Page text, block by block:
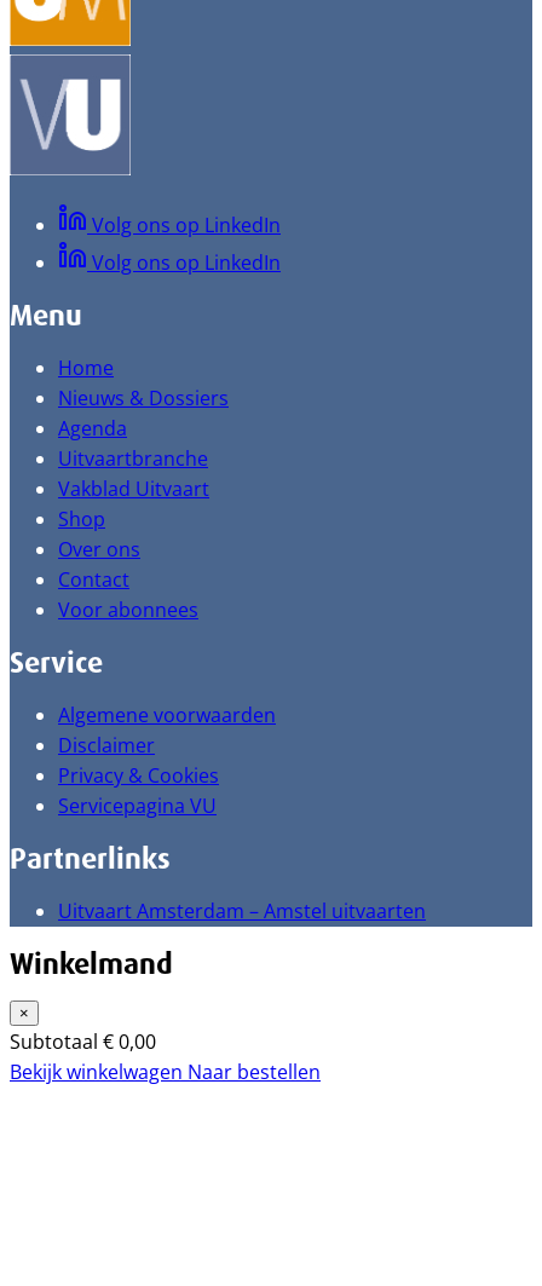
Volg ons op LinkedIn
Volg ons op LinkedIn
Menu
Home
Nieuws & Dossiers
Agenda
Uitvaartbranche
Vakblad Uitvaart
Shop
Over ons
Contact
Voor abonnees
Service
Algemene voorwaarden
Disclaimer
Privacy & Cookies
Servicepagina VU
Partnerlinks
Uitvaart Amsterdam – Amstel uitvaarten
Winkelmand
×
Subtotaal €0,00
Bekijk winkelwagen Naar bestellen